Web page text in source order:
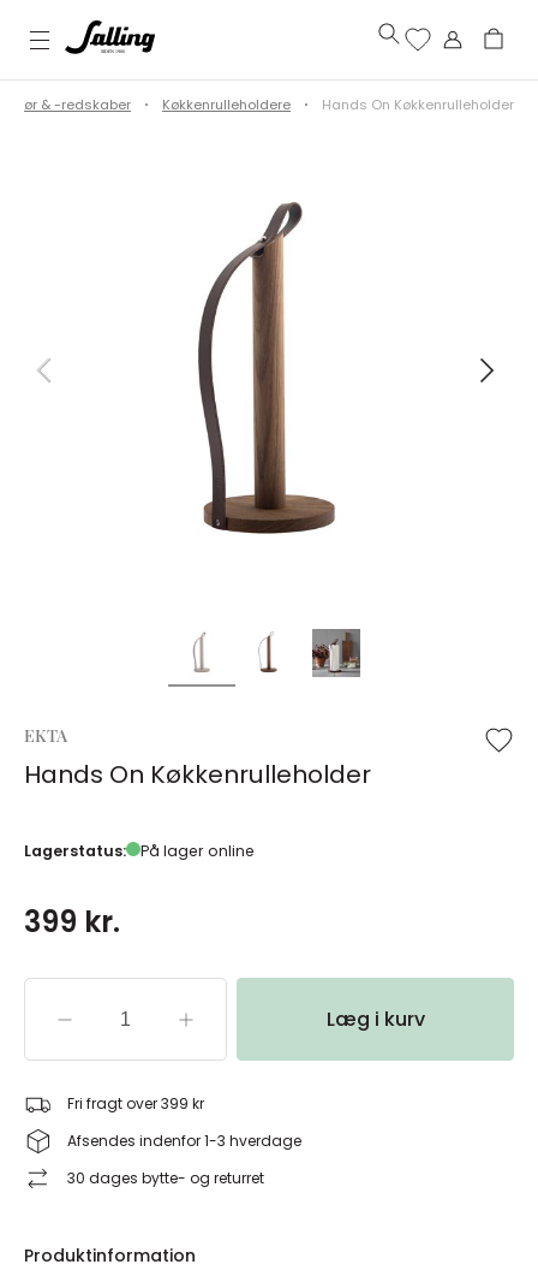
& -redskaber Køkkenrulleholdere Hands On Køkkenrulleholder
EKTA
Hands On Køkkenrulleholder
Lagerstatus: På lager online
399 kr.
Læg i kurv
Fri fragt over 399 kr
Afsendes indenfor 1-3 hverdage
30 dages bytte- og returret
Produktinformation